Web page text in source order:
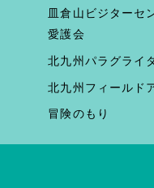
皿倉山ビジターセ
愛護会
北九州パラグライ
北九州フィールド
冒険のもり